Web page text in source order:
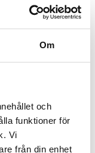
Om
och
funktioner för
Vi
från din enhet
i veckan i ett
som han var
försvara oss
varför det
blivit rädd
äntligen gick
fundersamt: